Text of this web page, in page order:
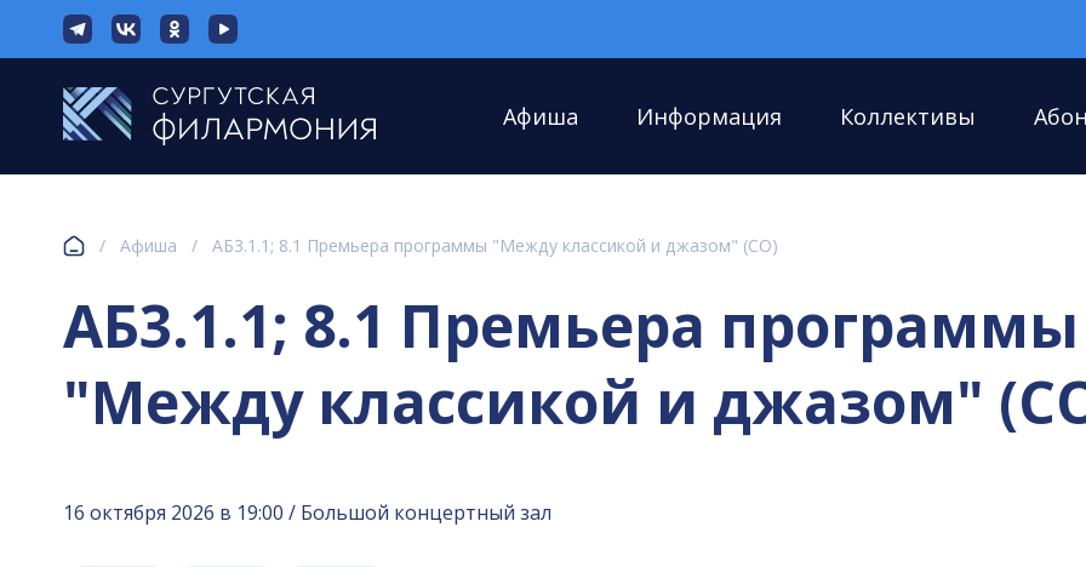
Афиша Информация Коллективы
/ Афиша / АБ3.1.1; 8.1 Премьера программы "Между классикой и джазом" (СО)
АБ3.1.1; 8.1 Премьера программы
"Между классикой и джазом"
16 октября 2026 в 19:00 / Большой концертный зал